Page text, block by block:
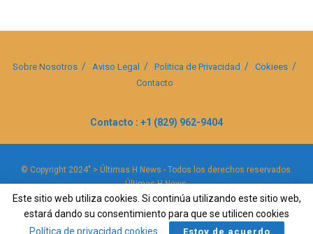
Sobre Nosotros Aviso Legal Politica de Privacidad
Cokiees
Contacto
Contacto : +1 (829) 962-9404
© Copyright 2024" > Últimas H News - Todos los derechos reservados.
Últimas H News.
Este sitio web utiliza cookies. Si continúa utilizando este sitio web,
estará dando su consentimiento para que se utilicen cookies
Política de privacidad cookies
Estoy de acuerdo